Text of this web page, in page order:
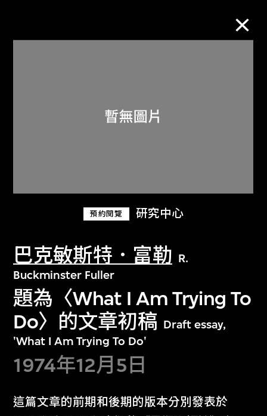
預約閱覽 研究中心
巴克敏斯特．富勒 R.
Buckminster Fuller
題為〈What I Am Trying To
Do〉的文章初稿 Draft essay,
'What I Am Trying To Do'
1974年12月5日
這篇文章的前期和後期的版本分別發表於
關於M+藏品
探索世界頂級的二十及二十一世紀視覺
文化藏品。